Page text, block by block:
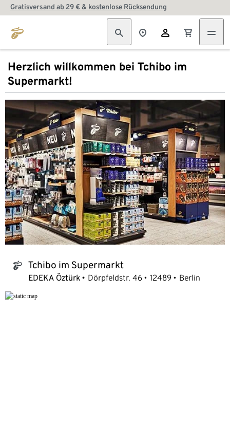
Gratisversand ab 29 € & kostenlose Rücksendung
Herzlich willkommen bei Tchibo im
Supermarkt!
tchibo_logo Tchibo im Supermarkt
EDEKA Öztürk Dörpfeldstr. 46 12489 Berlin